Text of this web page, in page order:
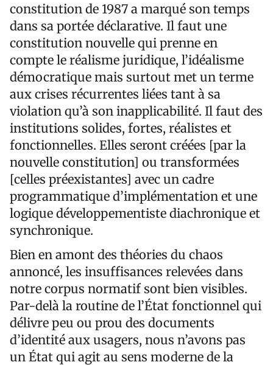
constitution de 1987 a marqué son temps
dans sa portée déclarative. Il faut une
constitution nouvelle qui prenne en
compte le réalisme juridique, l’idéalisme
démocratique mais surtout met un terme
aux crises récurrentes liées tant à sa
violation qu’à son inapplicabilité. Il faut des
institutions solides, fortes, réalistes et
fonctionnelles. Elles seront créées [par la
nouvelle constitution] ou transformées
[celles préexistantes] avec un cadre
programmatique d’implémentation et une
logique développementiste diachronique et
synchronique.
Bien en amont des théories du chaos
annoncé, les insuffisances relevées dans
notre corpus normatif sont bien visibles.
Par-delà la routine de l’État fonctionnel qui
délivre peu ou prou des documents
d’identité aux usagers, nous n’avons pas
un État qui agit au sens moderne de la